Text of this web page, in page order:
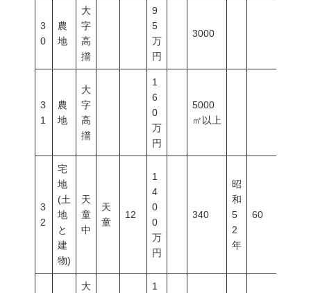
3
0
農
地
大
字
高
擶
9
5
万
円
3000
3
1
農
地
大
字
高
擶
1
6
0
万
円
5000
㎡以上
3
2
宅
地
(土
地
と
建
物)
天
童
中
天
童
12
1
4
0
0
万
円
340
昭
和
5
2
年
60
大
1